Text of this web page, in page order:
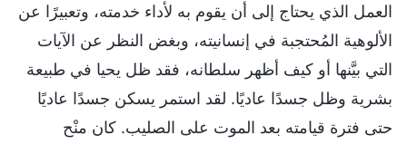
العمل الذي يحتاج إلى أن يقوم به لأداء خدمته، وتعبيرًا عن
الألوهية المُحتجبة في إنسانيته، وبغض النظر عن الآيات
التي بيَّنها أو كيف أظهر سلطانه، فقد ظل يحيا في طبيعة
بشرية وظل جسدًا عاديًا. لقد استمر يسكن جسدًا عاديًا
حتى فترة قيامته بعد الموت على الصليب. كان منْح